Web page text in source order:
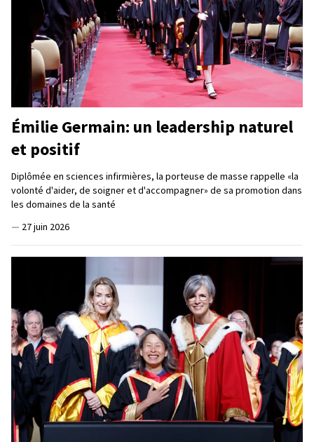
Émilie Germain: un leadership naturel
et positif
Diplômée en sciences infirmières, la porteuse de masse rappelle «la
volonté d'aider, de soigner et d'accompagner» de sa promotion dans
les domaines de la santé
— 27 juin 2026